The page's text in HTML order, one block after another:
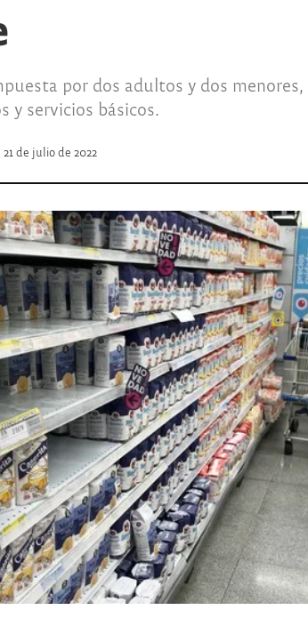
por dos adultos y dos
y servicios básicos.
21 de julio de 2022